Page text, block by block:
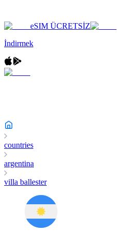
eSIM ÜCRETSİZ
İndirmek
countries
argentina
villa ballester